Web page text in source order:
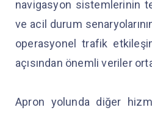
navigasyon sistemlerinin
ve acil durum
operasyonel trafik
açısından önemli veriler
Apron yolunda diğer